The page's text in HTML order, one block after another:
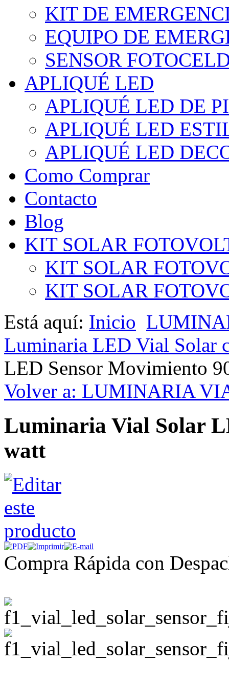
KIT DE
EQUIPO DE
SENSOR
APLIQUÉ LED
APLIQUÉ LED DE
APLIQUÉ LED
APLIQUÉ LED
Como Comprar
Contacto
Blog
KIT SOLAR
KIT SOLAR
KIT SOLAR
Está aquí: Inicio
Luminaria LED Vial Solar
LED Sensor Movimiento
Volver a: LUMINARIA
Luminaria Vial Solar
watt
Compra Rápida con